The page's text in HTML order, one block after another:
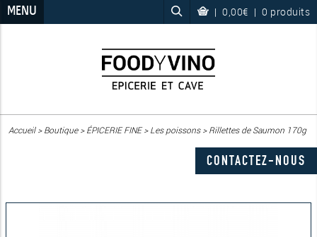
MENU | 0,00€ | 0 produits
Accueil>Boutique>ÉPICERIE FINE>Les poissons>Rillettes de Saumon 170g
CONTACTEZ-NOUS